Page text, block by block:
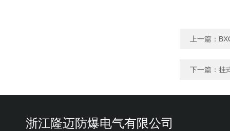
上一篇：
下一篇： 挂
浙江隆迈防爆电气有限公司